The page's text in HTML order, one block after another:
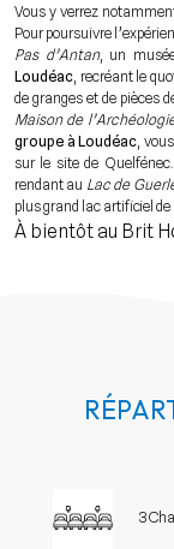
Vous y verrez
Pour poursuivre
Pas d’Antan, un
Loudéac , recréant le
de granges et de pièces
Maison de
groupe à Loudéac ,
sur le site de
rendant au Lac de
plus grand lac artificiel de
À bientôt au Brit
3